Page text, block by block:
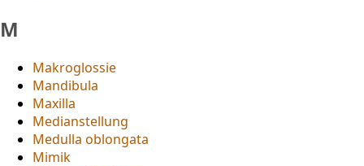
M
Makroglossie
Mandibula
Maxilla
Medianstellung
Medulla oblongata
Mimik